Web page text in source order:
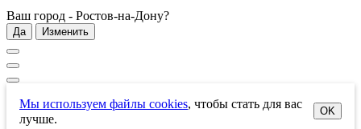
Ваш город - Ростов-на-Дону?
Да Изменить
Мы используем файлы cookies, чтобы стать для вас
лучше.
OK